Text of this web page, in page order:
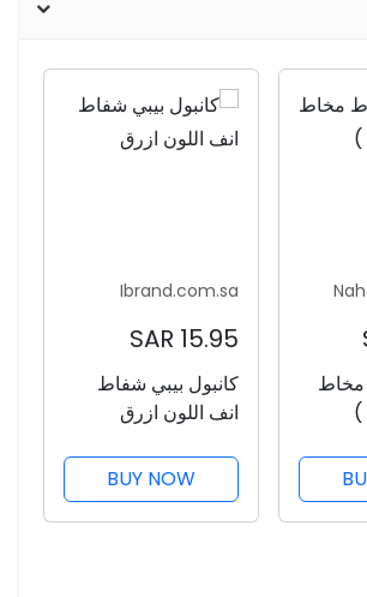
مخاط
)
Ibrand.com.sa
15.95 SAR
كانبول بيبي شفاط
انف اللون ازرق
BUY NOW